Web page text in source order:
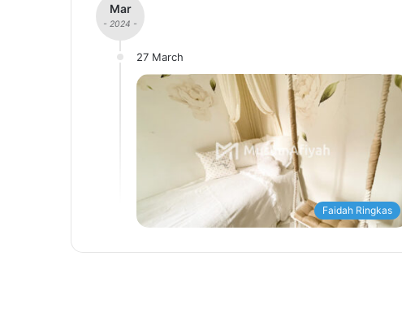
Mar
- 2024 -
27 March
Faidah Ringkas